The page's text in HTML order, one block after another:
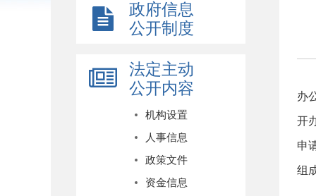
政府信息
公开制度
法定主动
公开内容
机构设置
人事信息
政策文件
资金信息
办
开
申
组